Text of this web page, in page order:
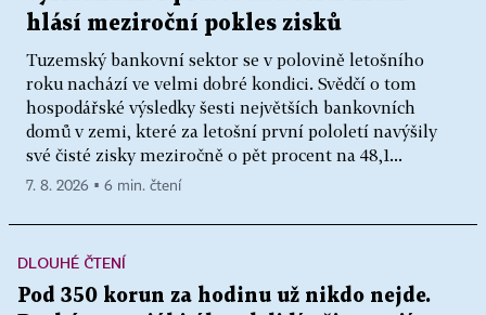
hlásí meziroční pokles zisků
Tuzemský bankovní sektor se v polovině letošního
roku nachází ve velmi dobré kondici. Svědčí o tom
hospodářské výsledky šesti největších bankovních
domů v zemi, které za letošní první pololetí navýšily
své čisté zisky meziročně o pět procent na 48,1...
7. 8. 2026 ▪ 6 min. čtení
DLOUHÉ ČTENÍ
Pod 350 korun za hodinu už nikdo nejde.